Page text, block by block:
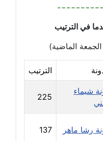
في الترتيب
الماضية)
الترتيب
شيماء
225
رشا ماهر 137